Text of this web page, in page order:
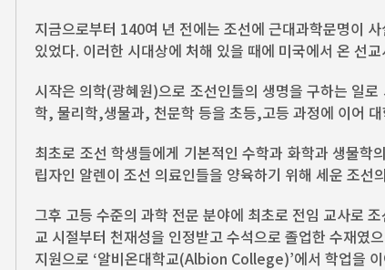
지금으로부터 140여 년 전에는 조선에 근대과학문명이
있었다. 이러한 시대상에 처해 있을 때에 미국에서 온 선
시작은 의학(광혜원)으로 조선인들의 생명을 구하는 일
학, 물리학,생물과, 천문학 등을 초등,고등 과정에 이어
최초로 조선 학생들에게 기본적인 수학과 화학과 생물학
립자인 알렌이 조선 의료인들을 양육하기 위해 세운 조선
그후 고등 수준의 과학 전문 분야에 최초로 전임 교사로
교 시절부터 천재성을 인정받고 수석으로 졸업한 수재였
지원으로 ‘알비온대학교(Albion College)’에서 학업을